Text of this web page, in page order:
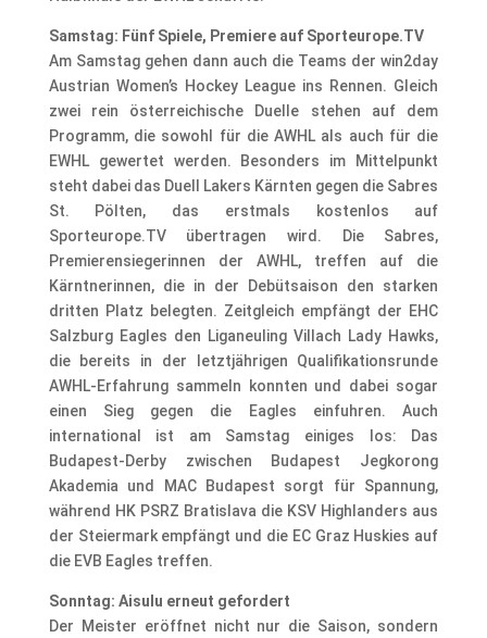
Samstag: Fünf Spiele, Premiere auf Sporteurope.TV
Am Samstag gehen dann auch die Teams der win2day
Austrian Women’s Hockey League ins Rennen. Gleich
zwei rein österreichische Duelle stehen auf dem
Programm, die sowohl für die AWHL als auch für die
EWHL gewertet werden. Besonders im Mittelpunkt
steht dabei das Duell Lakers Kärnten gegen die Sabres
St. Pölten, das erstmals kostenlos auf
Sporteurope.TV übertragen wird. Die Sabres,
Premierensiegerinnen der AWHL, treffen auf die
Kärntnerinnen, die in der Debütsaison den starken
dritten Platz belegten. Zeitgleich empfängt der EHC
Salzburg Eagles den Liganeuling Villach Lady Hawks,
die bereits in der letztjährigen Qualifikationsrunde
AWHL-Erfahrung sammeln konnten und dabei sogar
einen Sieg gegen die Eagles einfuhren. Auch
international ist am Samstag einiges los: Das
Budapest-Derby zwischen Budapest Jegkorong
Akademia und MAC Budapest sorgt für Spannung,
während HK PSRZ Bratislava die KSV Highlanders aus
der Steiermark empfängt und die EC Graz Huskies auf
die EVB Eagles treffen.
Sonntag: Aisulu erneut gefordert
Der Meister eröffnet nicht nur die Saison, sondern